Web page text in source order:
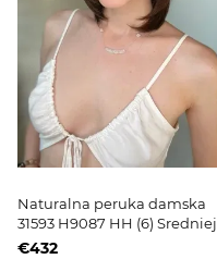
Naturalna peruka damska
31593 H9087 HH (6) Sredniej
długości ciemne włosy
€432